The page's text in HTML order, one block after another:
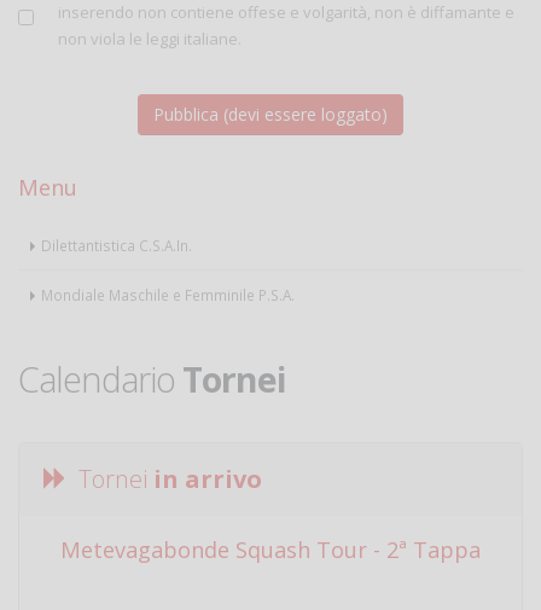
inserendo non contiene offese e volgarità, non è diffamante e
non viola le leggi italiane.
Menu
Dilettantistica C.S.A.In.
Mondiale Maschile e Femminile P.S.A.
Calendario Tornei
Tornei in arrivo
Metevagabonde Squash Tour - 2ª Tappa